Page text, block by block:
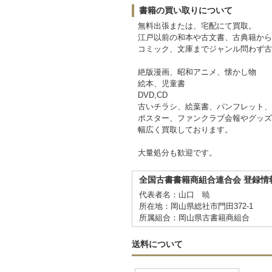
書籍の買い取りについて
無料出張または、宅配にて買取。
江戸以前の和本や古文書、古典籍から
コミック、文庫までジャンル問わず古
絶版漫画、昭和アニメ、懐かし物
絵本、児童書
DVD,CD
古いチラシ、絵葉書、パンフレット
ポスター、ファンクラブ会報やグッ
幅広く買取しております。
大量処分も歓迎です。
全国古書書籍商組合連合会 登録情
代表者名：山口 暁
所在地：岡山県総社市門田372-1
所属組合：岡山県古書籍商組合
送料について